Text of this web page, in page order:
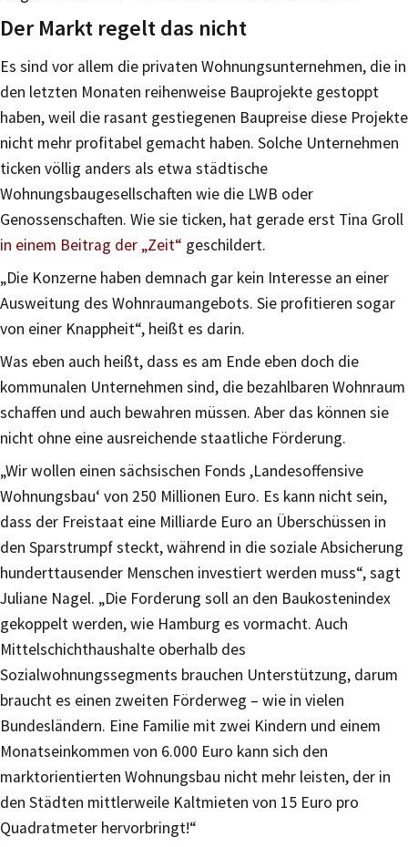
Der Markt regelt das nicht
Es sind vor allem die privaten Wohnungsunternehmen, die in
den letzten Monaten reihenweise Bauprojekte gestoppt
haben, weil die rasant gestiegenen Baupreise diese Projekte
nicht mehr profitabel gemacht haben. Solche Unternehmen
ticken völlig anders als etwa städtische
Wohnungsbaugesellschaften wie die LWB oder
Genossenschaften. Wie sie ticken, hat gerade erst Tina Groll
in einem Beitrag der „Zeit“ geschildert.
„Die Konzerne haben demnach gar kein Interesse an einer
Ausweitung des Wohnraumangebots. Sie profitieren sogar
von einer Knappheit“, heißt es darin.
Was eben auch heißt, dass es am Ende eben doch die
kommunalen Unternehmen sind, die bezahlbaren Wohnraum
schaffen und auch bewahren müssen. Aber das können sie
nicht ohne eine ausreichende staatliche Förderung.
„Wir wollen einen sächsischen Fonds ,Landesoffensive
Wohnungsbau‘ von 250 Millionen Euro. Es kann nicht sein,
dass der Freistaat eine Milliarde Euro an Überschüssen in
den Sparstrumpf steckt, während in die soziale Absicherung
hunderttausender Menschen investiert werden muss“, sagt
Juliane Nagel. „Die Forderung soll an den Baukostenindex
gekoppelt werden, wie Hamburg es vormacht. Auch
Mittelschichthaushalte oberhalb des
Sozialwohnungssegments brauchen Unterstützung, darum
braucht es einen zweiten Förderweg – wie in vielen
Bundesländern. Eine Familie mit zwei Kindern und einem
Monatseinkommen von 6.000 Euro kann sich den
marktorientierten Wohnungsbau nicht mehr leisten, der in
den Städten mittlerweile Kaltmieten von 15 Euro pro
Quadratmeter hervorbringt!“